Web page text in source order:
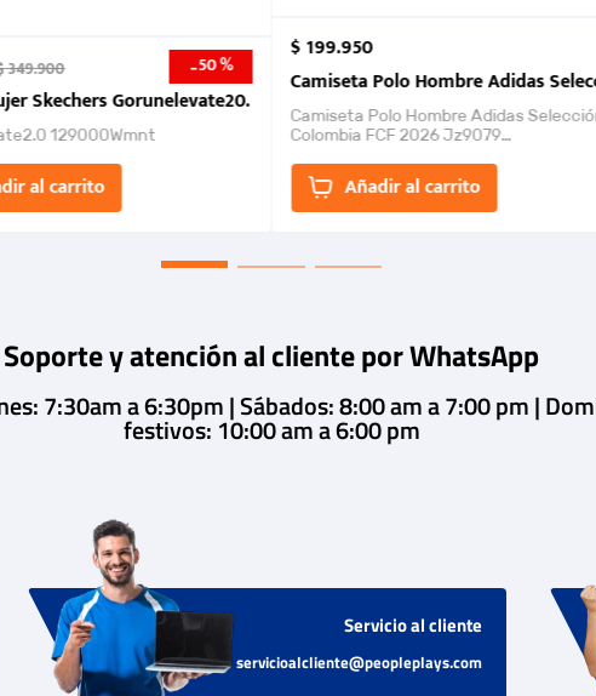
2026
349.900 -50 %
Skechers Gorunelevate20.
129000Wmnt
al carrito
$199.950
Camiseta Polo Hombre Adidas
Camiseta Polo Hombre Adidas
Colombia FCF 2026 Jz9079
un estilo de...Añadir al carrito
Soporte y atención al cliente por WhatsApp
7:30am a 6:30pm | Sábados: 8:00 am a 7:00 pm |
festivos: 10:00 am a 6:00 pm
Servicio al cliente
servicioalcliente@peopleplays.com